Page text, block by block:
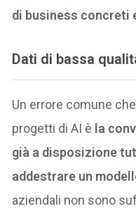
di business concreti
Dati di bassa
Un errore comune
progetti di AI è la
già a disposizione
addestrare un
aziendali non sono